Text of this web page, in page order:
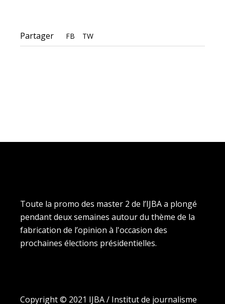
Partager FB TW
Toute la promo des master 2 de l’IJBA a plongé
pendant deux semaines autour du thème de la
fabrication de l’opinion à l'occasion des
prochaines élections présidentielles.
Copyright © 2021 IJBA / Institut de journalisme